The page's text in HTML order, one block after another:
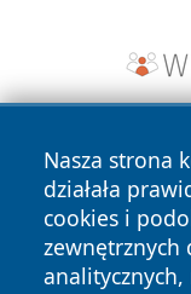
Nasza strona
działała
cookies i
zewnętrznych
Copyright © 2026